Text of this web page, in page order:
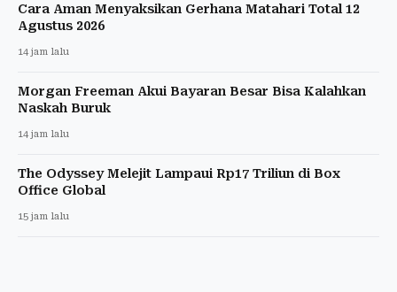
Cara Aman Menyaksikan Gerhana Matahari Total 12
Agustus 2026
14 jam lalu
Morgan Freeman Akui Bayaran Besar Bisa Kalahkan
Naskah Buruk
14 jam lalu
The Odyssey Melejit Lampaui Rp17 Triliun di Box
Office Global
15 jam lalu